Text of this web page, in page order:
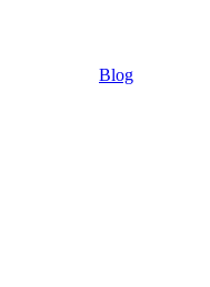
Blog